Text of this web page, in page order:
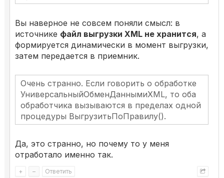
Вы наверное не совсем поняли смысл: в
источнике файл выгрузки XML не хранится, а
формируется динамически в момент выгрузки,
затем передается в приемник.
Очень странно. Если говорить о обработке
УниверсальныйОбменДаннымиXML, то оба
обработчика вызываются в пределах одной
процедуры ВыгрузитьПоПравилу().
Да, это странно, но почему то у меня
отработало именно так.
+ – Ответить